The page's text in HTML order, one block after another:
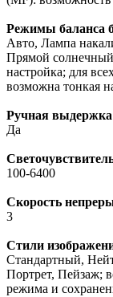
Режимы баланса
Авто, Лампа
Прямой
настройка; для
возможна тонкая
Ручная выдержка
Да
100-6400
Скорость
3
Стили
Стандартный,
Портрет, Пейзаж;
режима и